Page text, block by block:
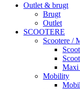
Outlet & brugt
Brugt
Outlet
SCOOTERE
Scootere /
Maxi
Mobility